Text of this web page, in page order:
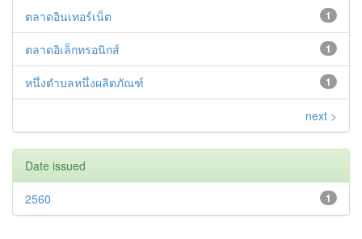
1
ตลาดอินเทอร์เน็ต
1
ตลาดอิเล็กทรอนิกส์
1
หนึ่งตำบลหนึ่งผลิตภัณฑ์
next >
Date issued
1
2560